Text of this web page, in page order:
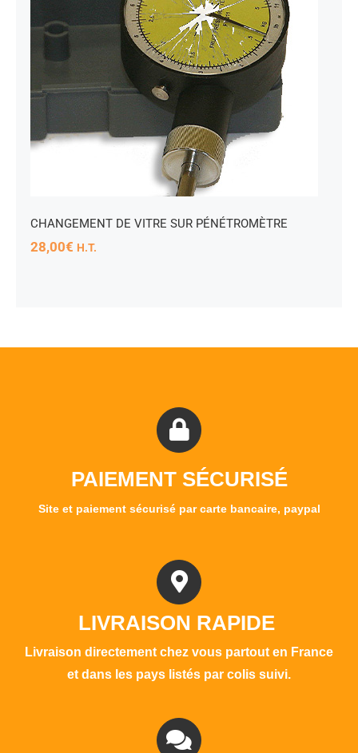
CHANGEMENT DE VITRE SUR PÉNÉTROMÈTRE
28,00€ H.T.
PAIEMENT SÉCURISÉ
Site et paiement sécurisé par carte bancaire, paypal
LIVRAISON RAPIDE
Livraison directement chez vous partout en France
et dans les pays listés par colis suivi.